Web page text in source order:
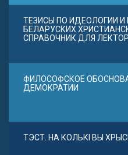
ТЕЗИСЫ ПО ИДЕОЛОГИИ
БЕЛАРУСКИХ
СПРАВОЧНИК ДЛЯ
ФИЛОСОФСКОЕ
ДЕМОКРАТИИ
ТЭСТ. НА КОЛЬКІ ВЫ